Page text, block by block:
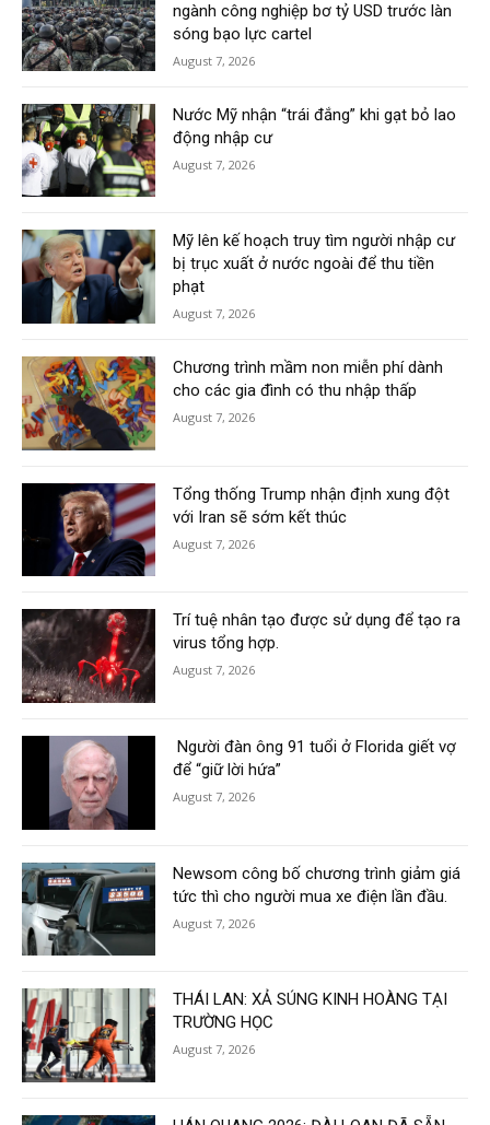
ngành công nghiệp bơ tỷ USD trước làn
sóng bạo lực cartel
August 7, 2026
Nước Mỹ nhận “trái đắng” khi gạt bỏ lao
động nhập cư
August 7, 2026
Mỹ lên kế hoạch truy tìm người nhập cư
bị trục xuất ở nước ngoài để thu tiền
phạt
August 7, 2026
Chương trình mầm non miễn phí dành
cho các gia đình có thu nhập thấp
August 7, 2026
Tổng thống Trump nhận định xung đột
với Iran sẽ sớm kết thúc
August 7, 2026
Trí tuệ nhân tạo được sử dụng để tạo ra
virus tổng hợp.
August 7, 2026
Người đàn ông 91 tuổi ở Florida giết vợ
để “giữ lời hứa”
August 7, 2026
Newsom công bố chương trình giảm giá
tức thì cho người mua xe điện lần đầu.
August 7, 2026
THÁI LAN: XẢ SÚNG KINH HOÀNG TẠI
TRƯỜNG HỌC
August 7, 2026